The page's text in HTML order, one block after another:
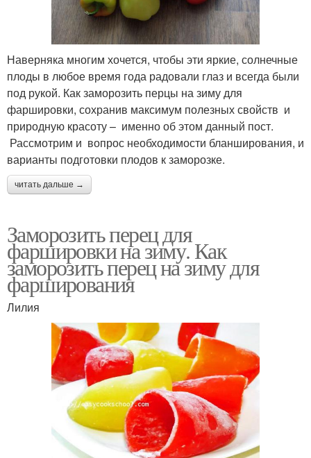
Наверняка многим хочется, чтобы эти яркие, солнечные
плоды в любое время года радовали глаз и всегда были
под рукой. Как заморозить перцы на зиму для
фаршировки, сохранив максимум полезных свойств и
природную красоту – именно об этом данный пост.
Рассмотрим и вопрос необходимости бланширования, и
варианты подготовки плодов к заморозке.
читать дальше →
Заморозить перец для
фаршировки на зиму. Как
заморозить перец на зиму для
фарширования
Лилия